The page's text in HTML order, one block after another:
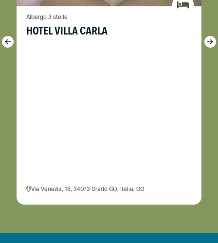
Albergo 3 stelle
HOTEL VILLA CARLA
Via Venezia, 18, 34073 Grado GO, Italia, GO